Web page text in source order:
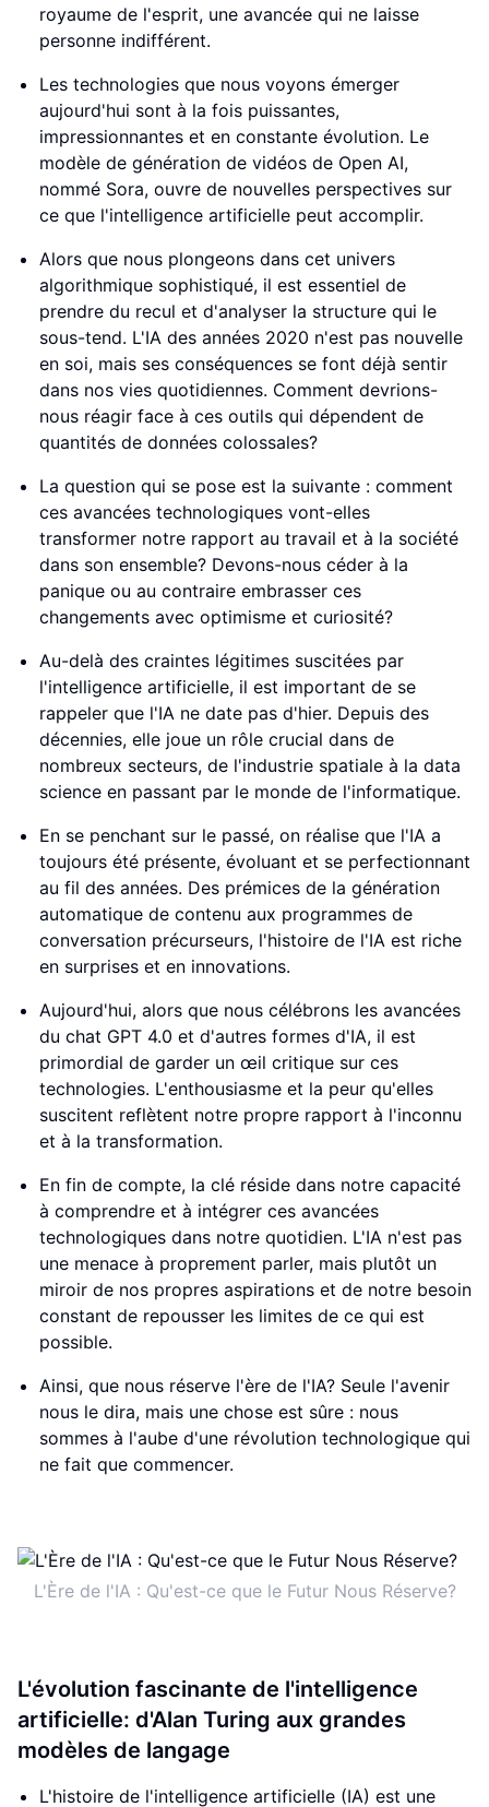
royaume de l'esprit, une avancée qui ne laisse
personne indifférent.
Les technologies que nous voyons émerger
aujourd'hui sont à la fois puissantes,
impressionnantes et en constante évolution. Le
modèle de génération de vidéos de Open AI,
nommé Sora, ouvre de nouvelles perspectives sur
ce que l'intelligence artificielle peut accomplir.
Alors que nous plongeons dans cet univers
algorithmique sophistiqué, il est essentiel de
prendre du recul et d'analyser la structure qui le
sous-tend. L'IA des années 2020 n'est pas nouvelle
en soi, mais ses conséquences se font déjà sentir
dans nos vies quotidiennes. Comment devrions-
nous réagir face à ces outils qui dépendent de
quantités de données colossales?
La question qui se pose est la suivante : comment
ces avancées technologiques vont-elles
transformer notre rapport au travail et à la société
dans son ensemble? Devons-nous céder à la
panique ou au contraire embrasser ces
changements avec optimisme et curiosité?
Au-delà des craintes légitimes suscitées par
l'intelligence artificielle, il est important de se
rappeler que l'IA ne date pas d'hier. Depuis des
décennies, elle joue un rôle crucial dans de
nombreux secteurs, de l'industrie spatiale à la data
science en passant par le monde de l'informatique.
En se penchant sur le passé, on réalise que l'IA a
toujours été présente, évoluant et se perfectionnant
au fil des années. Des prémices de la génération
automatique de contenu aux programmes de
conversation précurseurs, l'histoire de l'IA est riche
en surprises et en innovations.
Aujourd'hui, alors que nous célébrons les avancées
du chat GPT 4.0 et d'autres formes d'IA, il est
primordial de garder un œil critique sur ces
technologies. L'enthousiasme et la peur qu'elles
suscitent reflètent notre propre rapport à l'inconnu
et à la transformation.
En fin de compte, la clé réside dans notre capacité
à comprendre et à intégrer ces avancées
technologiques dans notre quotidien. L'IA n'est pas
une menace à proprement parler, mais plutôt un
miroir de nos propres aspirations et de notre besoin
constant de repousser les limites de ce qui est
possible.
Ainsi, que nous réserve l'ère de l'IA? Seule l'avenir
nous le dira, mais une chose est sûre : nous
sommes à l'aube d'une révolution technologique qui
ne fait que commencer.
L'Ère de l'IA : Qu'est-ce que le Futur Nous Réserve?
L'évolution fascinante de l'intelligence
artificielle: d'Alan Turing aux grandes
modèles de langage
L'histoire de l'intelligence artificielle (IA) est une